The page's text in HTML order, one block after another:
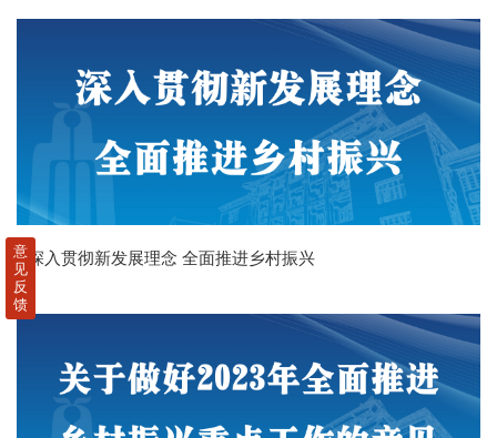
深入贯彻新发展理念 全面推进乡村振兴
意
见
反
馈